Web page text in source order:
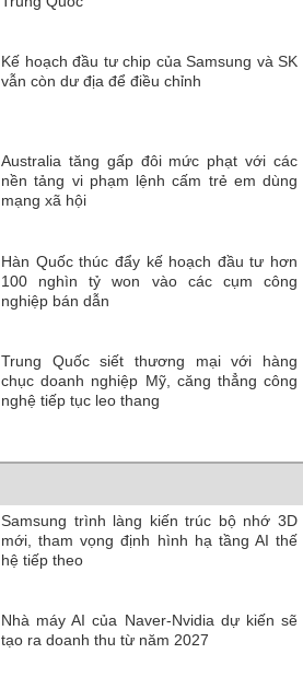
Kế hoạch đầu tư chip của Samsung và SK
vẫn còn dư địa để điều chỉnh
Australia tăng gấp đôi mức phạt với các
nền tảng vi phạm lệnh cấm trẻ em dùng
mạng xã hội
Hàn Quốc thúc đẩy kế hoạch đầu tư hơn
100 nghìn tỷ won vào các cụm công
nghiệp bán dẫn
Trung Quốc siết thương mại với hàng
chục doanh nghiệp Mỹ, căng thẳng công
nghệ tiếp tục leo thang
Samsung trình làng kiến trúc bộ nhớ 3D
mới, tham vọng định hình hạ tầng AI thế
hệ tiếp theo
Nhà máy AI của Naver-Nvidia dự kiến ​​sẽ
tạo ra doanh thu từ năm 2027